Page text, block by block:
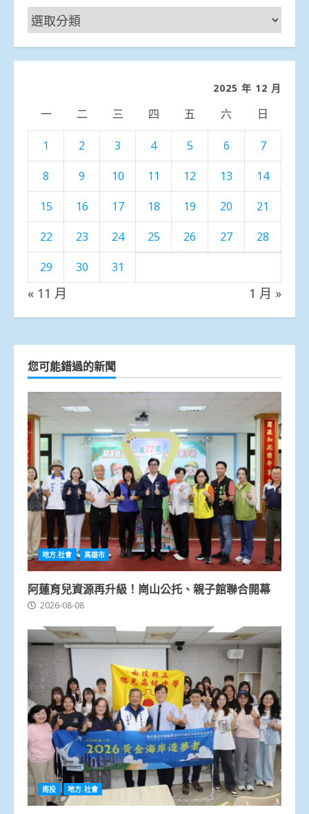
新
聞
分
2025 年 12 月
一 二 三 四 五 六 日
1 2 3 4 5 6
7
8
9 10 11 12 13
14
15
16 17 18 19 20
21
22
23 24 25 26 27
28
29
30 31
« 11 月 1 月 »
您可能錯過的新聞
地方.社會 高雄市
阿蓮育兒資源再升級！崗山公托、親子館聯合開幕
2026-08-08
南投 地方.社會